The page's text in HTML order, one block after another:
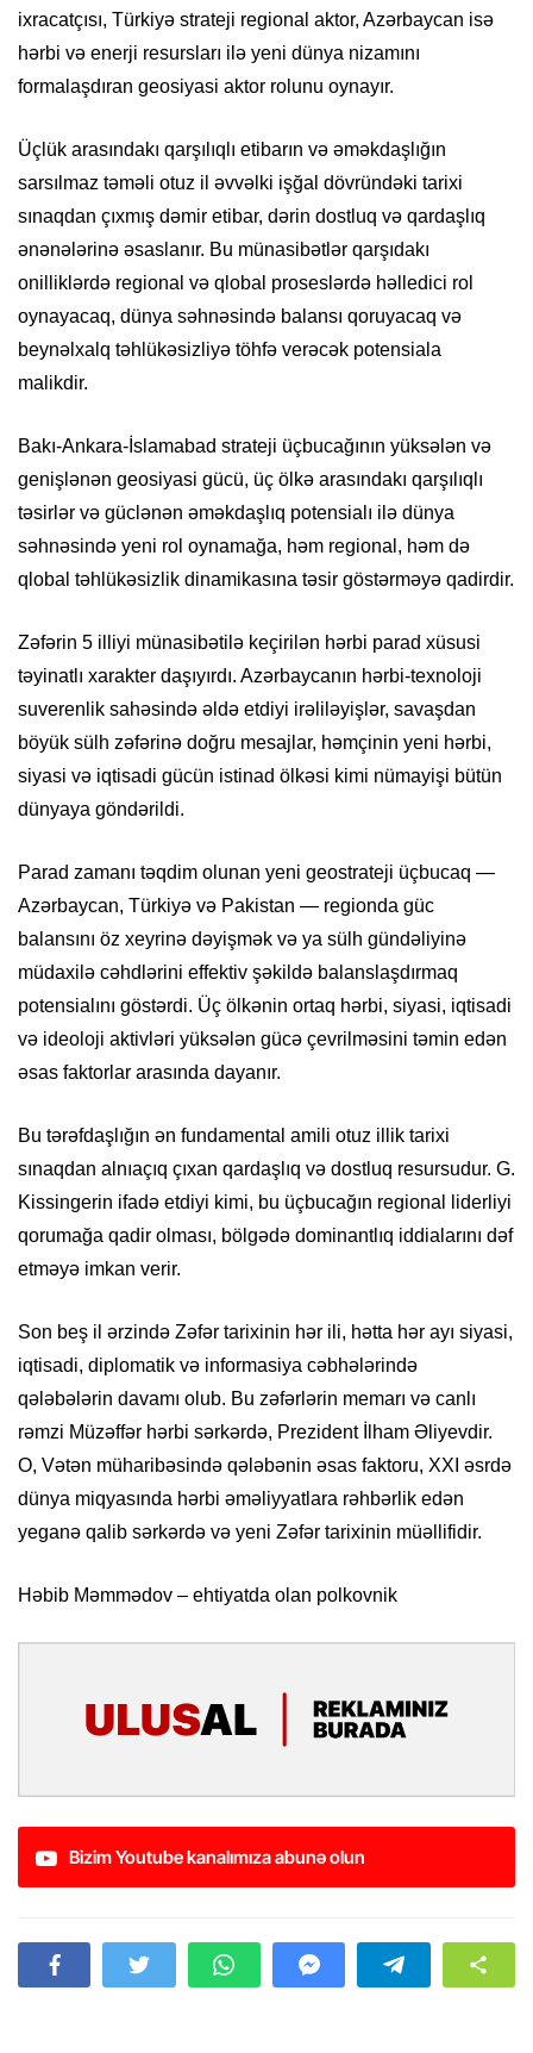
ixracatçısı, Türkiyə strateji regional aktor, Azərbaycan isə
hərbi və enerji resursları ilə yeni dünya nizamını
formalaşdıran geosiyasi aktor rolunu oynayır.
Üçlük arasındakı qarşılıqlı etibarın və əməkdaşlığın
sarsılmaz təməli otuz il əvvəlki işğal dövründəki tarixi
sınaqdan çıxmış dəmir etibar, dərin dostluq və qardaşlıq
ənənələrinə əsaslanır. Bu münasibətlər qarşıdakı
onilliklərdə regional və qlobal proseslərdə həlledici rol
oynayacaq, dünya səhnəsində balansı qoruyacaq və
beynəlxalq təhlükəsizliyə töhfə verəcək potensiala
malikdir.
Bakı-Ankara-İslamabad strateji üçbucağının yüksələn və
genişlənən geosiyasi gücü, üç ölkə arasındakı qarşılıqlı
təsirlər və güclənən əməkdaşlıq potensialı ilə dünya
səhnəsində yeni rol oynamağa, həm regional, həm də
qlobal təhlükəsizlik dinamikasına təsir göstərməyə qadirdir.
Zəfərin 5 illiyi münasibətilə keçirilən hərbi parad xüsusi
təyinatlı xarakter daşıyırdı. Azərbaycanın hərbi-texnoloji
suverenlik sahəsində əldə etdiyi irəliləyişlər, savaşdan
böyük sülh zəfərinə doğru mesajlar, həmçinin yeni hərbi,
siyasi və iqtisadi gücün istinad ölkəsi kimi nümayişi bütün
dünyaya göndərildi.
Parad zamanı təqdim olunan yeni geostrateji üçbucaq —
Azərbaycan, Türkiyə və Pakistan — regionda güc
balansını öz xeyrinə dəyişmək və ya sülh gündəliyinə
müdaxilə cəhdlərini effektiv şəkildə balanslaşdırmaq
potensialını göstərdi. Üç ölkənin ortaq hərbi, siyasi, iqtisadi
və ideoloji aktivləri yüksələn gücə çevrilməsini təmin edən
əsas faktorlar arasında dayanır.
Bu tərəfdaşlığın ən fundamental amili otuz illik tarixi
sınaqdan alnıaçıq çıxan qardaşlıq və dostluq resursudur. G.
Kissingerin ifadə etdiyi kimi, bu üçbucağın regional liderliyi
qorumağa qadir olması, bölgədə dominantlıq iddialarını dəf
etməyə imkan verir.
Son beş il ərzində Zəfər tarixinin hər ili, hətta hər ayı siyasi,
iqtisadi, diplomatik və informasiya cəbhələrində
qələbələrin davamı olub. Bu zəfərlərin memarı və canlı
rəmzi Müzəffər hərbi sərkərdə, Prezident İlham Əliyevdir.
O, Vətən müharibəsində qələbənin əsas faktoru, XXI əsrdə
dünya miqyasında hərbi əməliyyatlara rəhbərlik edən
yeganə qalib sərkərdə və yeni Zəfər tarixinin müəllifidir.
Həbib Məmmədov – ehtiyatda olan polkovnik
Bizim Youtube kanalımıza abunə olun